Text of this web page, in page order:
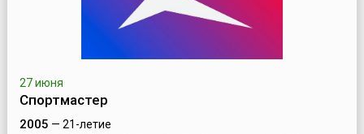
27 июня
Спортмастер
2005 — 21-летие